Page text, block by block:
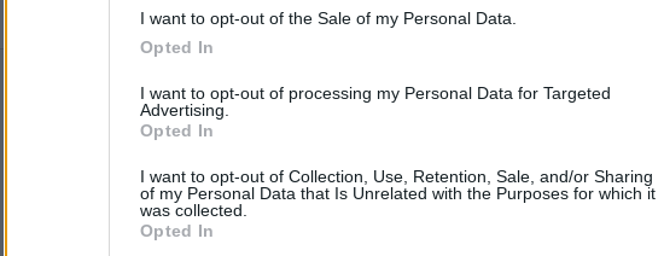
I want to opt-out of the Sale of my Personal Data.
Opted In
I want to opt-out of processing my Personal Data for Targeted
Advertising.
Opted In
I want to opt-out of Collection, Use, Retention, Sale, and/or Sharing
of my Personal Data that Is Unrelated with the Purposes for which it
was collected.
Opted In
Últimas noticias
El Gobierno da un ultimátum a Italia: o levanta los controles a viajeros de
El Gobierno rechaza el intento del PP de que los ministros acudan al Senado en
agosto por la crisis de Ceuta